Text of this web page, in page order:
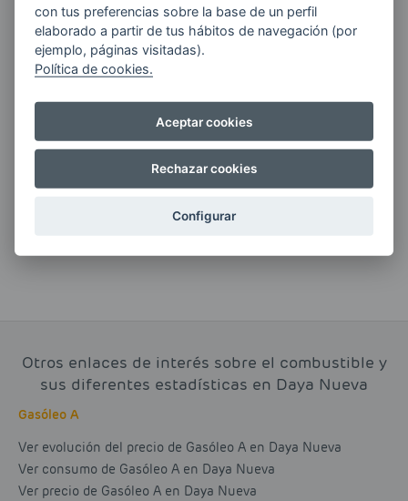
ENERGIAS por cualquier medio, incluido
electrónico.Más información
Si tienes alguna duda durante el
pedido escríbenos a:
contacto@clickgasoil.com
Otros enlaces de interés sobre el combustible y
sus diferentes estadísticas en Daya Nueva
Gasóleo A
Ver evolución del precio de Gasóleo A en Daya Nueva
Ver consumo de Gasóleo A en Daya Nueva
Ver precio de Gasóleo A en Daya Nueva
con tus preferencias sobre la base de un perfil
elaborado a partir de tus hábitos de navegación (por
ejemplo, páginas visitadas).
Política de cookies.
Aceptar cookies
Rechazar cookies
Configurar